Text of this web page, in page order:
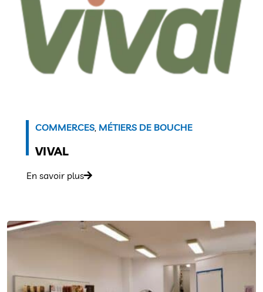
COMMERCES, MÉTIERS DE BOUCHE
VIVAL
En savoir plus